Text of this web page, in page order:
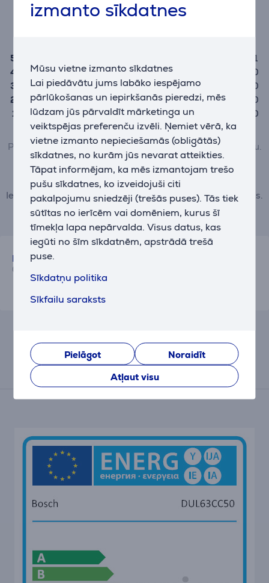
izmanto sīkdatnes
Mūsu vietne izmanto sīkdatnes
Lai piedāvātu jums labāko iespējamo
pārlūkošanas un iepirkšanās pieredzi, mēs
lūdzam jūs pārvaldīt mārketinga un
veiktspējas preferenču izvēli. Ņemiet vērā, ka
vietne izmanto nepieciešamās (obligātās)
sīkdatnes, no kurām jūs nevarat atteikties.
Tāpat informējam, ka mēs izmantojam trešo
pušu sīkdatnes, ko izveidojuši citi
pakalpojumu sniedzēji (trešās puses). Tās tiek
sūtītas no ierīcēm vai domēniem, kurus šī
tīmekļa lapa nepārvalda. Visus datus, kas
iegūti no šīm sīkdatnēm, apstrādā trešā
puse.
Sīkdatņu politika
Sīkfailu saraksts
Pielāgot
Noraidīt
Atļaut visu
(1)
5
1
4
0
3
0
2
0
1
0
Preci var novērtēt tikai tie lietotāji, kuri ir veikuši pirkumu.
Pievienot atsauksmi
Iesniedzot atsauksmi, ievērojiet labās prakses noteikumus.
Vairāk par atsauksmēm lasiet šeit.
Euronics Klient!
06.09.2025 16:20
Energo marķējums